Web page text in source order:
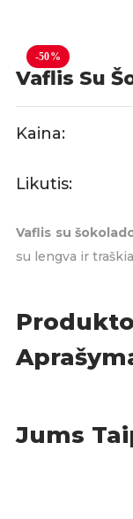
-50%
Vaflis Su
Kaina:
Likutis:
Vaflis su
su lengva ir
Produkto
Jums